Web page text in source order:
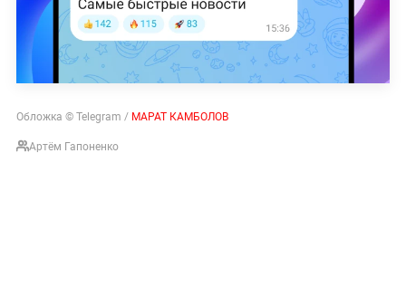
Обложка © Telegram / МАРАТ КАМБОЛОВ
Артём Гапоненко